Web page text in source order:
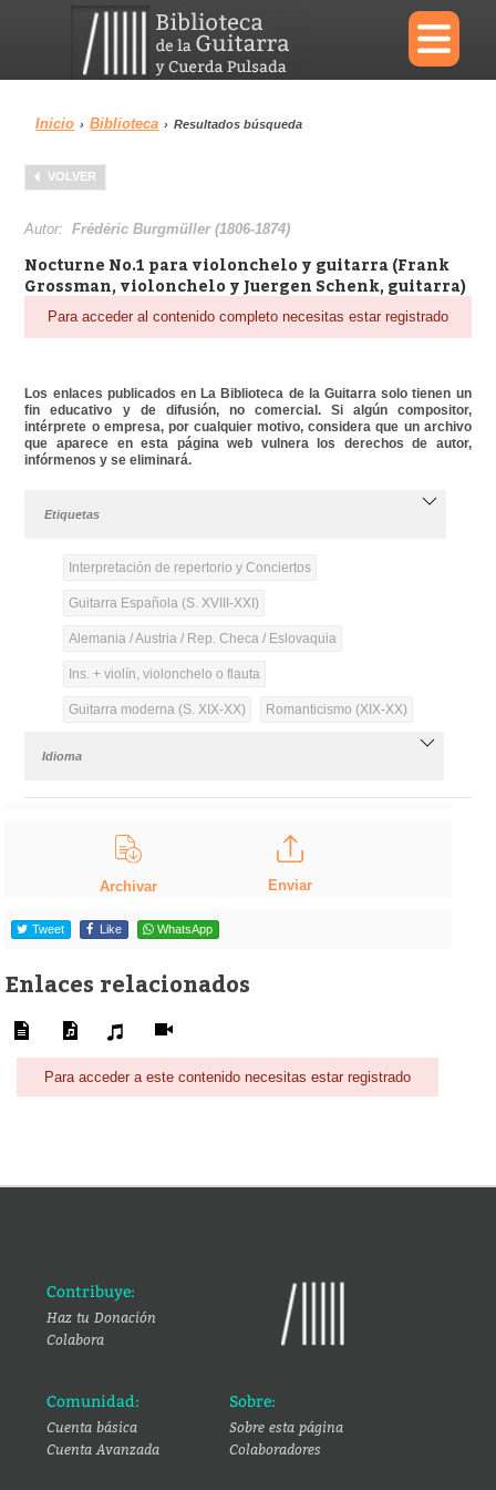
×
Menu
Biblioteca
Área personal Reproductor
Inicio › Biblioteca › Resultados búsqueda
VOLVER
Autor:Frédéric Burgmüller (1806-1874)
Nocturne No.1 para violonchelo y guitarra (Frank
Grossman, violonchelo y Juergen Schenk, guitarra)
Para acceder al contenido completo necesitas estar registrado
Los enlaces publicados en La Biblioteca de la Guitarra solo tienen un
fin educativo y de difusión, no comercial. Si algún compositor,
intérprete o empresa, por cualquier motivo, considera que un archivo
que aparece en esta página web vulnera los derechos de autor,
infórmenos y se eliminará.
Etiquetas
Interpretación de repertorio y Conciertos
Guitarra Española (S. XVIII-XXI)
Alemania / Austria / Rep. Checa / Eslovaquia
Ins. + violín, violonchelo o flauta
Guitarra moderna (S. XIX-XX) Romanticismo (XIX-XX)
Idioma
Archivar Enviar
Tweet Like WhatsApp
Enlaces relacionados
Para acceder a este contenido necesitas estar registrado
Contribuye:
Haz tu Donación
Colabora
Comunidad:
Cuenta básica
Cuenta Avanzada
Sobre:
Sobre esta página
Colaboradores